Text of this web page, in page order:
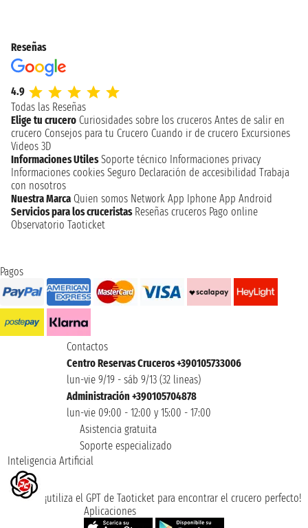
Reseñas
4.9
Todas las Reseñas
Elige tu crucero Curiosidades sobre los cruceros Antes de salir en
crucero Consejos para tu Crucero Cuando ir de crucero Excursiones
Videos 3D
Informaciones Utiles Soporte técnico Informaciones privacy
Informaciones cookies Seguro Declaración de accesibilidad Trabaja
con nosotros
Nuestra Marca Quien somos Network App Iphone App Android
Servicios para los cruceristas Reseñas cruceros Pago online
Observatorio Taoticket
Pagos
Contactos
Centro Reservas Cruceros +390105733006
lun-vie 9/19 - sáb 9/13 (32 lineas)
Administración +390105704878
lun-vie 09:00 - 12:00 y 15:00 - 17:00
Asistencia gratuita
Soporte especializado
Inteligencia Artificial
¡utiliza el GPT de Taoticket para encontrar el crucero perfecto!
Aplicaciones